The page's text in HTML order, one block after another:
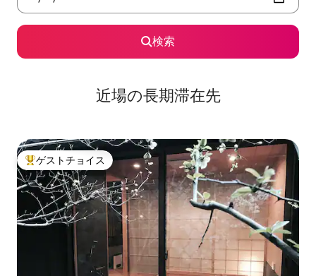
検索
近場の長期滞在先
大好評のゲストチョイスです。
ゲストチョイス